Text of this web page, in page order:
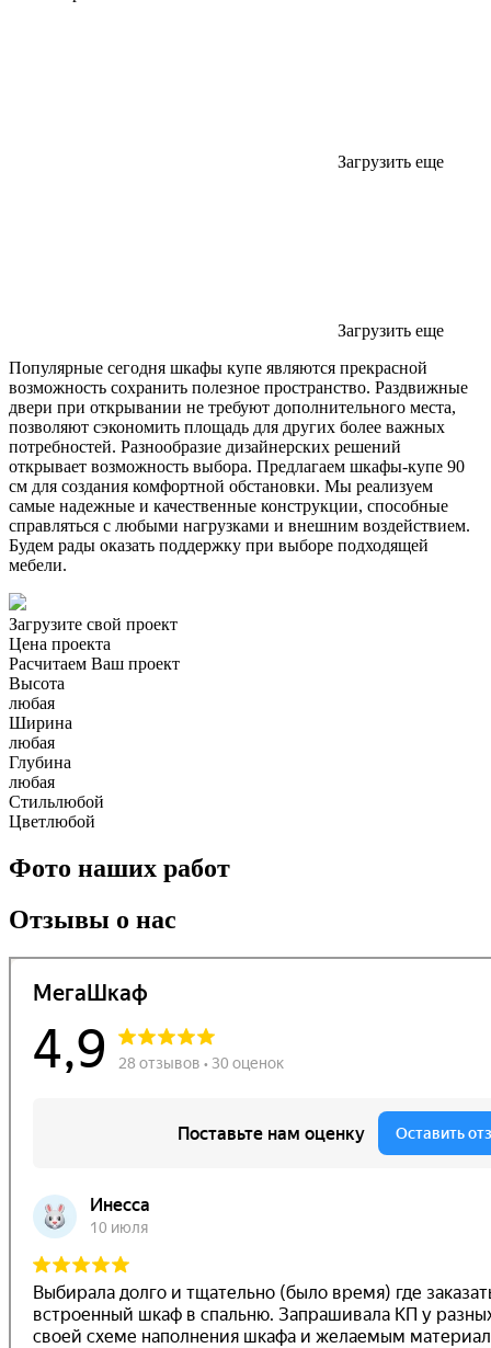
Загрузить еще
Загрузить еще
Популярные сегодня шкафы купе являются прекрасной
возможность сохранить полезное пространство. Раздвижные
двери при открывании не требуют дополнительного места,
позволяют сэкономить площадь для других более важных
потребностей. Разнообразие дизайнерских решений
открывает возможность выбора. Предлагаем шкафы-купе 90
см для создания комфортной обстановки. Мы реализуем
самые надежные и качественные конструкции, способные
справляться с любыми нагрузками и внешним воздействием.
Будем рады оказать поддержку при выборе подходящей
мебели.
Загрузите свой проект
Цена проекта
Расчитаем Ваш проект
Высота
любая
Ширина
любая
Глубина
любая
Стильлюбой
Цветлюбой
Фото наших работ
Отзывы о нас